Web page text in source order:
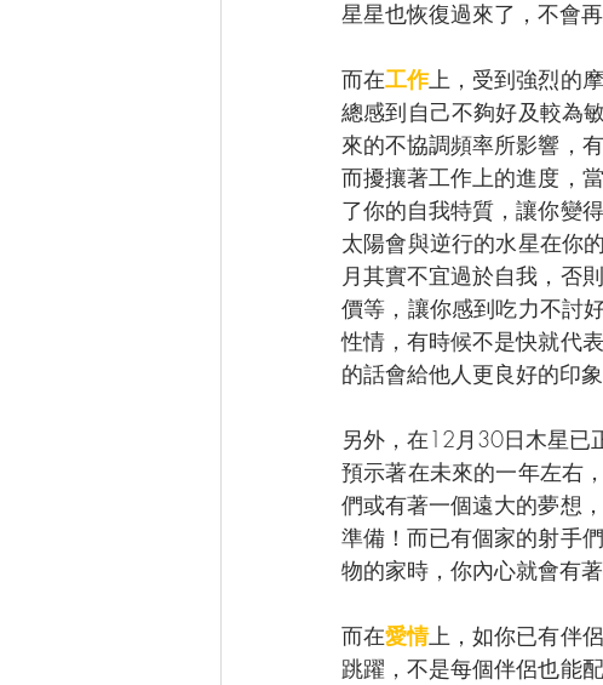
星星也恢復過來了，不會
而在工作上，受到強烈的
總感到自己不夠好及較為
來的不協調頻率所影響，
而擾攘著工作上的進度，
了你的自我特質，讓你變
太陽會與逆行的水星在你
月其實不宜過於自我，否
價等，讓你感到吃力不討
性情，有時候不是快就代
的話會給他人更良好的印象
另外，在12月30日木星已
預示著在未來的一年左右
們或有著一個遠大的夢想
準備！而已有個家的射手
物的家時，你內心就會有
而在愛情上，如你已有伴
跳躍，不是每個伴侶也能